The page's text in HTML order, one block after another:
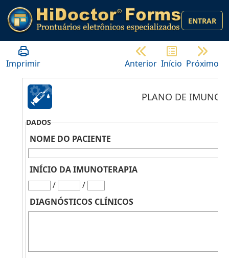
ENTRAR
Imprimir Anterior Início Próximo
PLANO DE
DADOS
NOME DO PACIENTE
INÍCIO DA IMUNOTERAPIA
/
/
DIAGNÓSTICOS CLÍNICOS